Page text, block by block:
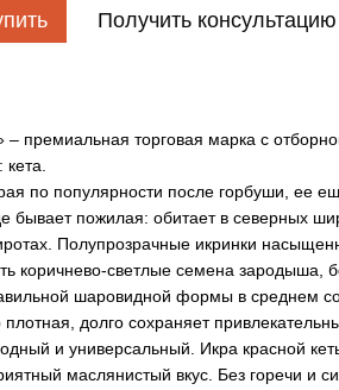
Получить консультацию
премиальная торговая марка с
по популярности после горбуши, ее
бывает пожилая: обитает в северных
Полупрозрачные икринки
коричнево-светлые семена зародыша,
шаровидной формы в среднем
плотная, долго сохраняет
и универсальный. Икра красной
маслянистый вкус. Без горечи и